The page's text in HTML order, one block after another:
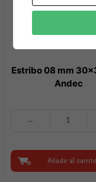
Estribo 08 mm
Andec
30x30
cm
|
Añadir al carrito